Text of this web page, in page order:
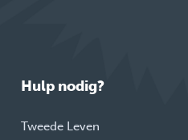
Hulp nodig?
Tweede Leven